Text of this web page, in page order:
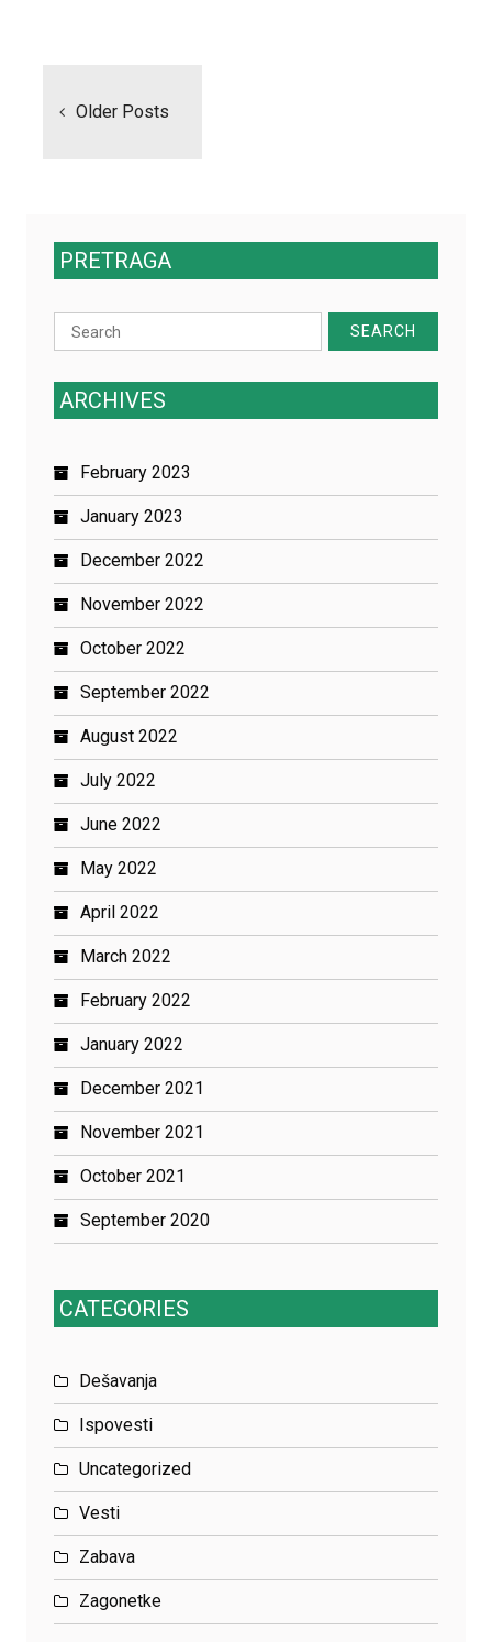
Older Posts
PRETRAGA
Search
for:
ARCHIVES
February 2023
January 2023
December 2022
November 2022
October 2022
September 2022
August 2022
July 2022
June 2022
May 2022
April 2022
March 2022
February 2022
January 2022
December 2021
November 2021
October 2021
September 2020
CATEGORIES
Dešavanja
Ispovesti
Uncategorized
Vesti
Zabava
Zagonetke